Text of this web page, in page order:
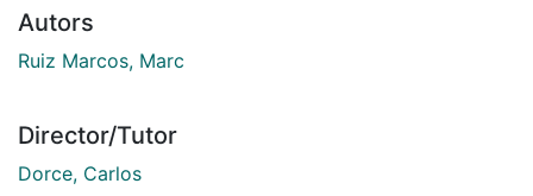
Autors
Ruiz Marcos, Marc
Director/Tutor
Dorce, Carlos